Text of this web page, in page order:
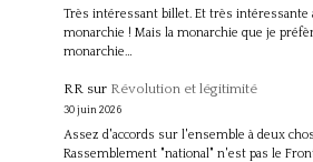
Très intéressant billet. Et très intéressante
monarchie ! Mais la monarchie que je
monarchie…
RR sur Révolution et légitimité
30 juin 2026
Assez d'accords sur l'ensemble à deux
Rassemblement "national" n'est pas le